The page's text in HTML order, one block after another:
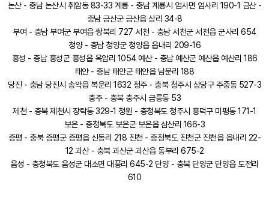
논산 - 충남 논산시 취암동 83-33 계룡 - 충남 계룡시 엄사면 엄사리 190-1 금산 -
충남 금산군 금산읍 상리 34-8
부여 - 충남 부여군 부여읍 쌍북리 727 서천 - 충남 서천군 서천읍 군사리 654
청양 - 충남 청양군 청양읍 읍내리 209-16
홍성 - 충남 홍성군 홍성읍 옥암리 1054 예산 - 충남 예산군 예산읍 예산리 186
태안 - 충남 태안군 태안읍 남문리 188
당진 - 충남 당진시 송악읍 복운리 1632 청주 - 충북 청주시 상당구 주중동 527-3
충주 - 충북 충주시 금릉동 53
제천 - 충북 제천시 장락동 329-1 청원 - 충청북도 청주시 흥덕구 미평동 171-1
보은 - 충청북도 보은군 보은읍 삼산리 166-3
증평 - 충북 증평군 증평읍 신동리 218 진천 - 충청북도 진천군 진천읍 읍내리 22-
12 괴산 - 충북 괴산군 괴산읍 동부리 675-2
음성 - 충청북도 음성군 대소면 대풍리 645-2 단양 - 충북 단양군 단양읍 도전리
610